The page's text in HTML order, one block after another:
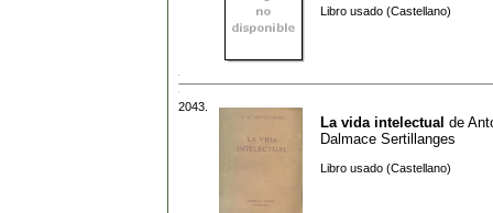
Libro usado (Castellano)
2043.
La vida intelectual de
Dalmace Sertillanges
Libro usado (Castellano)